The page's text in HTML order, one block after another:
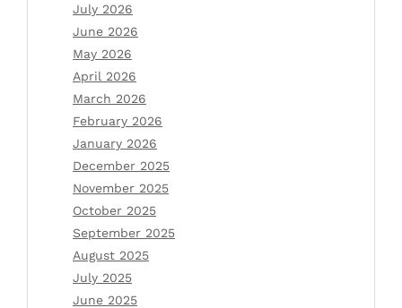
July 2026
June 2026
May 2026
April 2026
March 2026
February 2026
January 2026
December 2025
November 2025
October 2025
September 2025
August 2025
July 2025
June 2025